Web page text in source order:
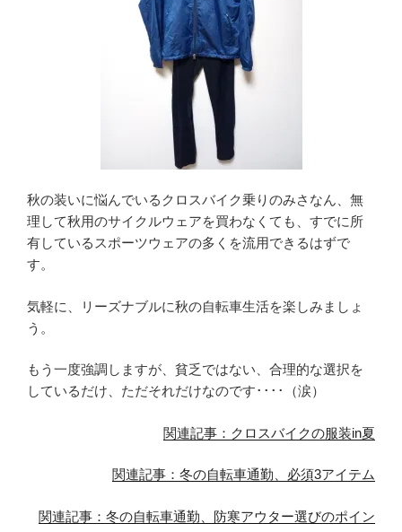
秋の装いに悩んでいるクロスバイク乗りのみさなん、無
理して秋用のサイクルウェアを買わなくても、すでに所
有しているスポーツウェアの多くを流用できるはずで
す。
気軽に、リーズナブルに秋の自転車生活を楽しみましょ
う。
もう一度強調しますが、貧乏ではない、合理的な選択を
しているだけ、ただそれだけなのです････（涙）
関連記事：クロスバイクの服装in夏
関連記事：冬の自転車通勤、必須3アイテム
関連記事：冬の自転車通勤、防寒アウター選びのポイン